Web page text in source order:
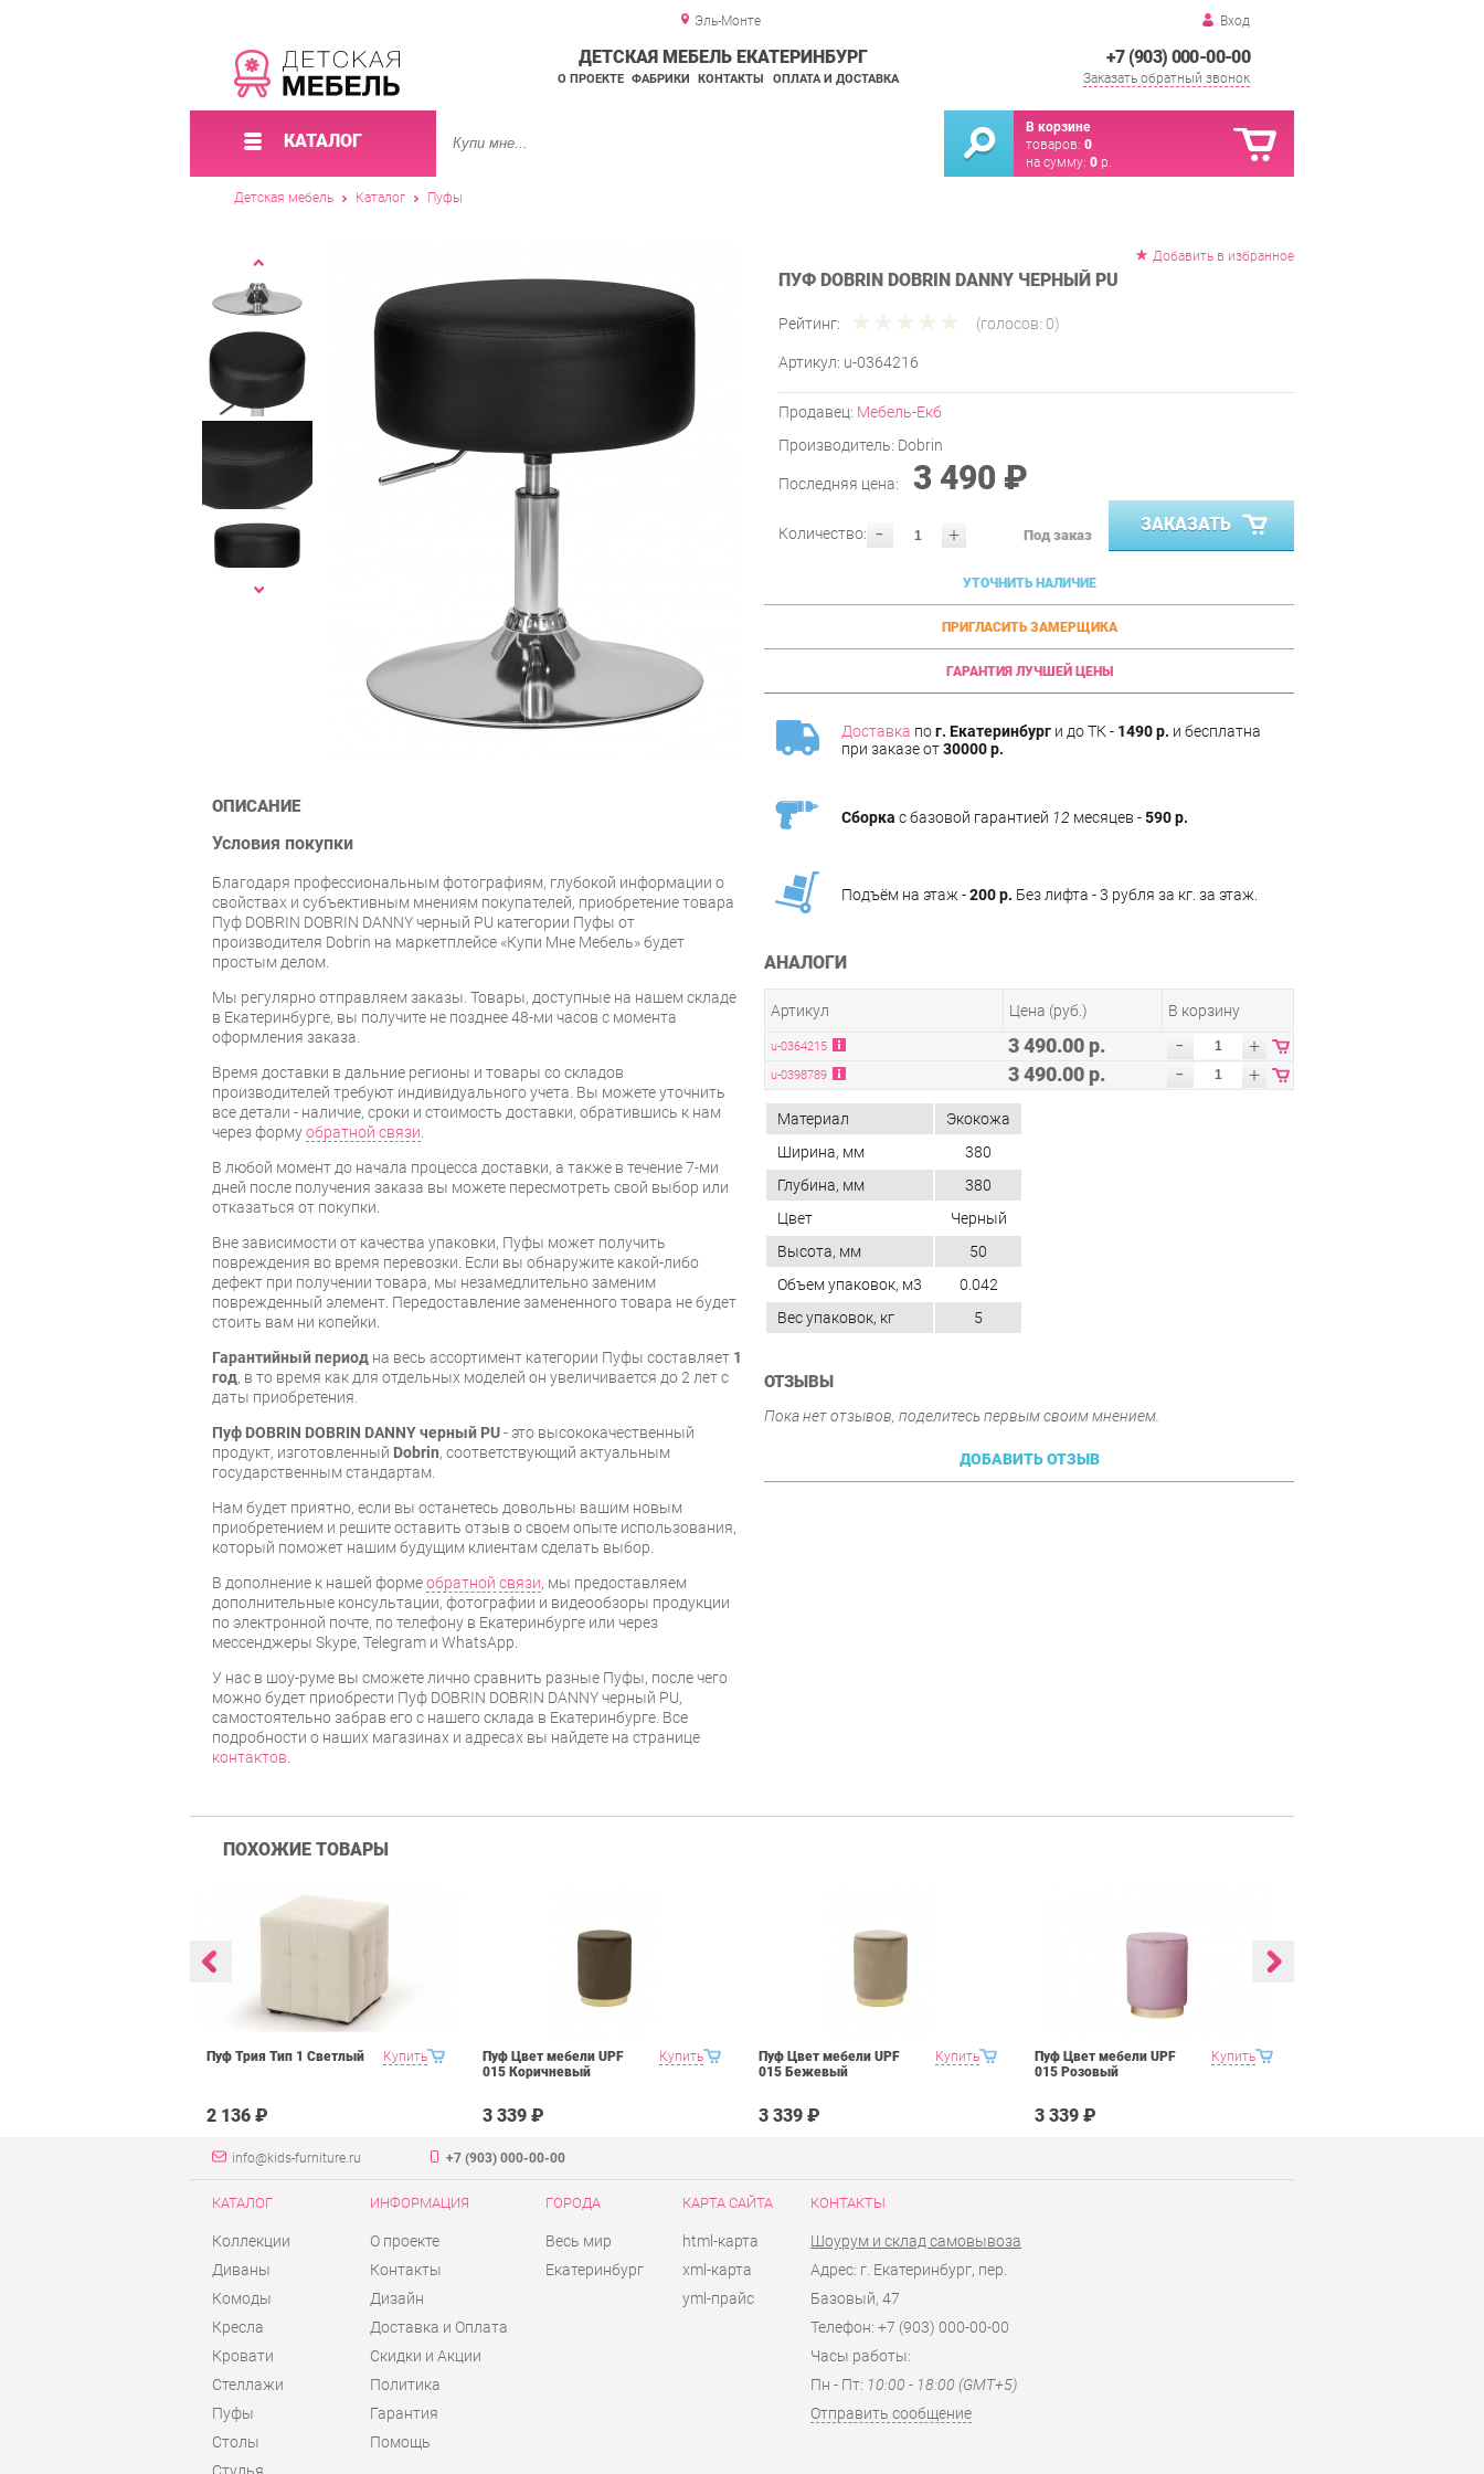
Эль-Монте Вход
+7 (903) 000-00-00
Заказать обратный звонок
ДЕТСКАЯ МЕБЕЛЬ ЕКАТЕРИНБУРГ
О ПРОЕКТЕ ФАБРИКИ КОНТАКТЫ ОПЛАТА И ДОСТАВКА
КАТАЛОГ
В корзине
товаров: 0
на сумму: 0 р.
Детская мебель Каталог Пуфы
Добавить в избранное
ПУФ DOBRIN DOBRIN DANNY ЧЕРНЫЙ PU
Рейтинг: (голосов: 0)
Артикул: u-0364216
Продавец: Мебель-Екб
Производитель: Dobrin
Последняя цена: 3 490 ₽
- +
Количество: Под заказ
ЗАКАЗАТЬ
УТОЧНИТЬ НАЛИЧИЕ
ПРИГЛАСИТЬ ЗАМЕРЩИКА
ГАРАНТИЯ ЛУЧШЕЙ ЦЕНЫ
Доставка пог. Екатеринбург и до ТК - 1490 р. и бесплатна
при заказе от30000 р.
Сборка с базовой гарантией 12 месяцев -590 р.
Подъём на этаж -200 р. Без лифта - 3 рубля за кг. за этаж.
АНАЛОГИ
Артикул Цена (руб.) В корзину
u-0364215 3 490.00 р. - +
u-0398789 3 490.00 р. - +
ОПИСАНИЕ
Условия покупки
Благодаря профессиональным фотографиям, глубокой информации о
свойствах и субъективным мнениям покупателей, приобретение товара
Пуф DOBRIN DOBRIN DANNY черный PU категории Пуфы от
производителя Dobrin на маркетплейсе «Купи Мне Мебель» будет
простым делом.
Мы регулярно отправляем заказы. Товары, доступные на нашем складе
в Екатеринбурге, вы получите не позднее 48-ми часов с момента
оформления заказа.
Время доставки в дальние регионы и товары со складов
производителей требуют индивидуального учета. Вы можете уточнить
все детали - наличие, сроки и стоимость доставки, обратившись к нам
через формуобратной связи
В любой момент до начала процесса доставки, а также в течение 7-ми
дней после получения заказа вы можете пересмотреть свой выбор или
отказаться от покупки.
Вне зависимости от качества упаковки, Пуфы может получить
повреждения во время перевозки. Если вы обнаружите какой-либо
дефект при получении товара, мы незамедлительно заменим
поврежденный элемент. Передоставление замененного товара не будет
стоить вам ни копейки.
Гарантийный период на весь ассортимент категории Пуфы составляет 1
год, в то время как для отдельных моделей он увеличивается до 2 лет с
даты приобретения.
Пуф DOBRIN DOBRIN DANNY черный PU- это высококачественный
продукт, изготовленный Dobrin, соответствующий актуальным
государственным стандартам.
Нам будет приятно, если вы останетесь довольны вашим новым
приобретением и решите оставить отзыв о своем опыте использования,
который поможет нашим будущим клиентам сделать выбор.
В дополнение к нашей формеобратной связи, мы предоставляем
дополнительные консультации, фотографии и видеообзоры продукции
по электронной почте, по телефону в Екатеринбурге или через
мессенджеры Skype, Telegram и WhatsApp.
У нас в шоу-руме вы сможете лично сравнить разные Пуфы, после чего
можно будет приобрести Пуф DOBRIN DOBRIN DANNY черный PU,
самостоятельно забрав его с нашего склада в Екатеринбурге. Все
подробности о наших магазинах и адресах вы найдете на странице
контактов
Материал
Экокожа
Ширина, мм
380
Глубина, мм
380
Цвет
Черный
Высота, мм
50
Объем упаковок, м3
0.042
Вес упаковок, кг
5
ОТЗЫВЫ
Пока нет отзывов, поделитесь первым своим мнением.
ДОБАВИТЬ ОТЗЫВ
ПОХОЖИЕ ТОВАРЫ
Купить
Пуф Трия Тип 1 Светлый
2 136 ₽
Купить
Пуф Цвет мебели UPF
015 Коричневый
3 339 ₽
Купить
Пуф Цвет мебели UPF
015 Бежевый
3 339 ₽
Купить
Пуф Цвет мебели UPF
015 Розовый
3 339 ₽
info@kids-furniture.ru +7 (903) 000-00-00
КАТАЛОГ
Коллекции
Диваны
Комоды
Кресла
Кровати
Стеллажи
Пуфы
Столы
Стулья
ИНФОРМАЦИЯ
О проекте
Контакты
Дизайн
Доставка и Оплата
Скидки и Акции
Политика
Гарантия
Помощь
ГОРОДА
Весь мир
Екатеринбург
КАРТА САЙТА
html-карта
xml-карта
yml-прайс
КОНТАКТЫ
Шоурум и склад самовывоза
Адрес: г. Екатеринбург, пер.
Базовый, 47
Телефон: +7 (903) 000-00-00
Часы работы:
Пн - Пт: 10:00 - 18:00 (GMT+5)
Отправить сообщение